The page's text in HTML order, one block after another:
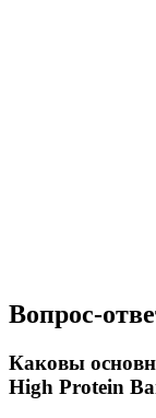
Вопрос-
Каковы
High Protein